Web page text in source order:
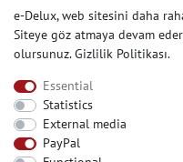
© Copyright
e-Delux, web sitesini daha
Siteye göz atmaya devam
olursunuz.Gizlilik Politikası.
Essential
Statistics
External media
PayPal